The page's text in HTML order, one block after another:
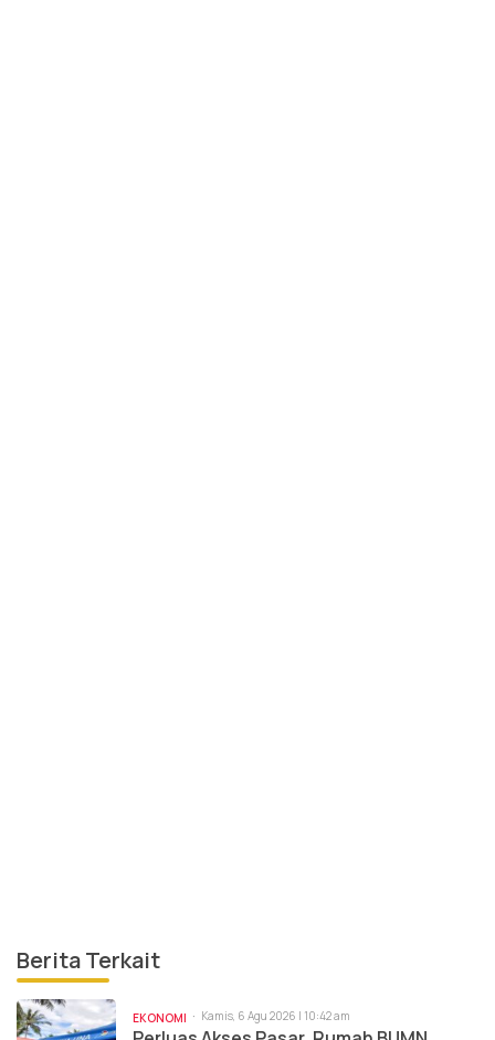
Berita Terkait
EKONOMI Kamis, 6 Agu 2026 | 10:42 am